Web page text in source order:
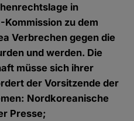
in
zu dem
Verbrechen gegen die
und werden. Die
müsse sich ihrer
der Vorsitzende der
Nordkoreanische
Presse;